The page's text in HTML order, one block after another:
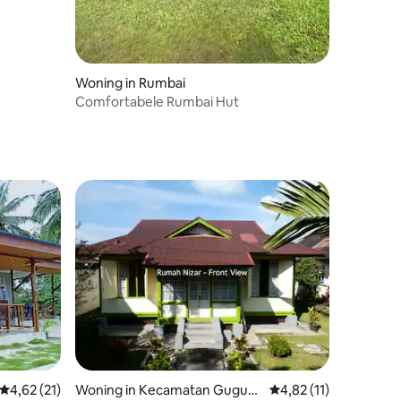
Woning in Rumbai
Comfortabele Rumbai Hut
Gemiddelde beoordeling van 4,62 uit 5, 21 recensies
4,62 (21)
Woning in Kecamatan Guguk
Gemiddelde
4,82 (11)